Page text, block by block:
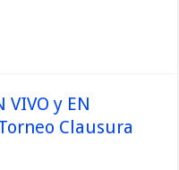
y EN
Clausura